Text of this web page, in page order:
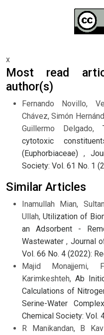
x
Most read
author(s)
Fernando Novillo,
Chávez, Simón
Guillermo Delgado,
cytotoxic
(Euphorbiaceae) ,
Society: Vol. 61 No. 1
Similar Articles
Inamullah Mian,
Ullah, Utilization of
an Adsorbent -
Wastewater, Journal
Vol. 66 No. 4 (2022):
Majid Monajjemi,
Karimkeshteh,Ab
Calculations of
Serine-Water
Chemical Society: Vol.
R Manikandan, B